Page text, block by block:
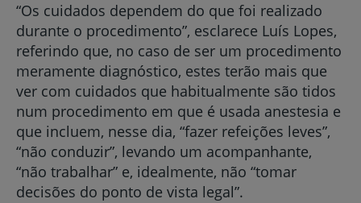
“Os cuidados dependem do que foi realizado
durante o procedimento”, esclarece Luís Lopes,
referindo que, no caso de ser um procedimento
meramente diagnóstico, estes terão mais que
ver com cuidados que habitualmente são tidos
num procedimento em que é usada anestesia e
que incluem, nesse dia, “fazer refeições leves”,
“não conduzir”, levando um acompanhante,
“não trabalhar” e, idealmente, não “tomar
decisões do ponto de vista legal”.